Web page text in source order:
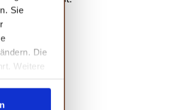
Sie
Die
Weitere